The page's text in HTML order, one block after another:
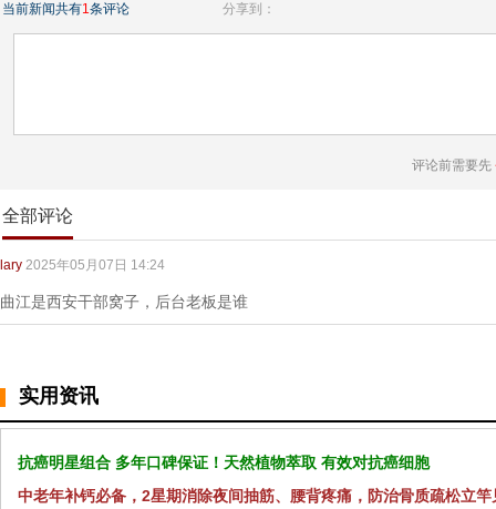
当前新闻共有1条评论 分享到：
评论前需要先
全部评论
lary 2025年05月07日 14:24
曲江是西安干部窝子，后台老板是谁
实用资讯
抗癌明星组合 多年口碑保证！天然植物萃取 有效对抗癌细胞
中老年补钙必备，2星期消除夜间抽筋、腰背疼痛，防治骨质疏松立竿